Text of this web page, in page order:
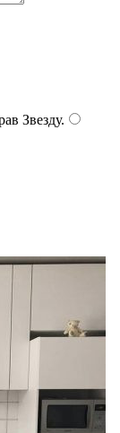
Звезду.